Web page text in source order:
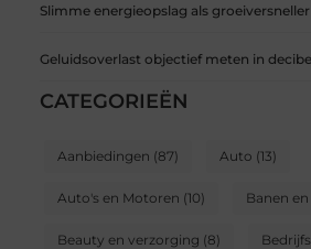
Slimme energieopslag als
Geluidsoverlast objectief meten in
CATEGORIEËN
Aanbiedingen (87) Auto (13)
Auto's en Motoren (10) Banen
Beauty en verzorging (8)